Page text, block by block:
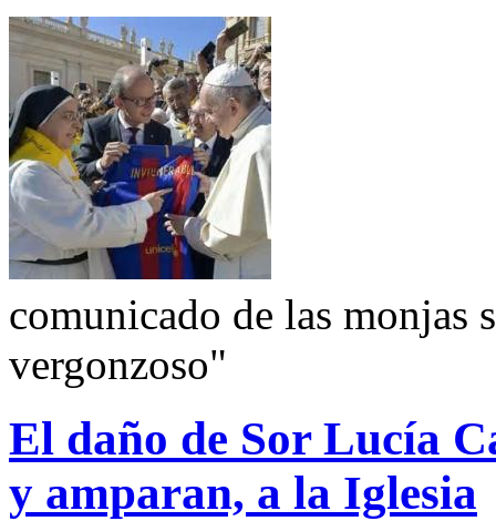
comunicado de las monjas
vergonzoso"
El daño de Sor Lucía
y amparan, a la Iglesia